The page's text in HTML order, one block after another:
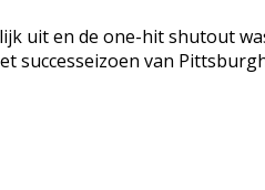
uit en de one-hit shutout
successeizoen van